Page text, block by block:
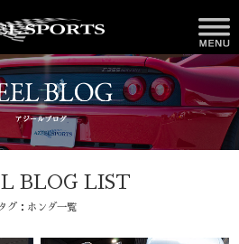
BLOG LIST
タグ：ホンダ一覧